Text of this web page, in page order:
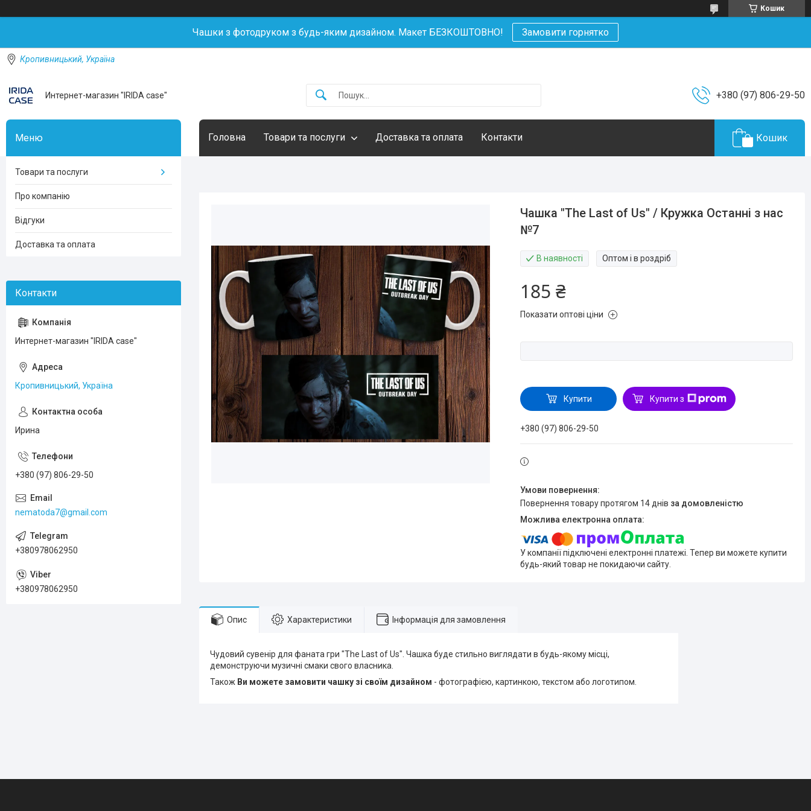
Кошик
Чашки з фотодруком з будь-яким дизайном. Макет БЕЗКОШТОВНО! Замовити горнятко
Кропивницький, Україна
Интернет-магазин "IRIDA case" +380 (97) 806-29-50
Головна Товари та послуги Доставка та оплата Контакти Кошик
Чашка "The Last of Us" / Кружка Останні з нас
№7
В наявності Оптом і в роздріб
185 ₴
Показати оптові ціни
Купити Купити з
+380 (97) 806-29-50
повернення товару протягом 14 днів за домовленістю
У компанії підключені електронні платежі. Тепер ви можете купити
будь-який товар не покидаючи сайту.
Опис Характеристики Інформація для замовлення
Чудовий сувенір для фаната гри "The Last of Us". Чашка буде стильно виглядати в будь-якому місці,
демонструючи музичні смаки свого власника.
Також Ви можете замовити чашку зі своїм дизайном - фотографією, картинкою, текстом або логотипом.
Товари та послуги
Про компанію
Відгуки
Доставка та оплата
Интернет-магазин "IRIDA case"
Кропивницький, Україна
Ирина
+380 (97) 806-29-50
nematoda7@gmail.com
+380978062950
+380978062950